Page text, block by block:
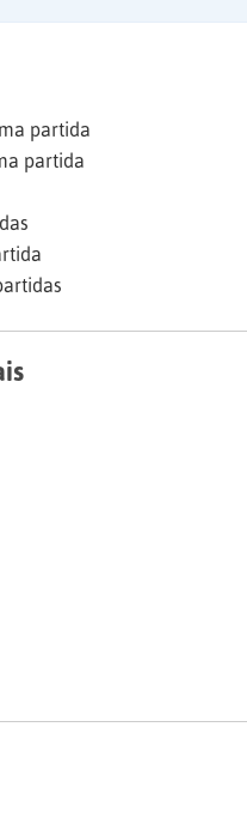
partida
partida